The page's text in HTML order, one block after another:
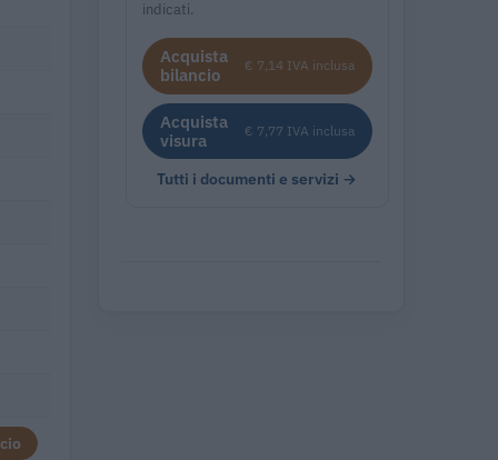
indicati.
Acquista
bilancio
€ 7,14 IVA inclusa
Acquista
visura
€ 7,77 IVA inclusa
Tutti i documenti e servizi →